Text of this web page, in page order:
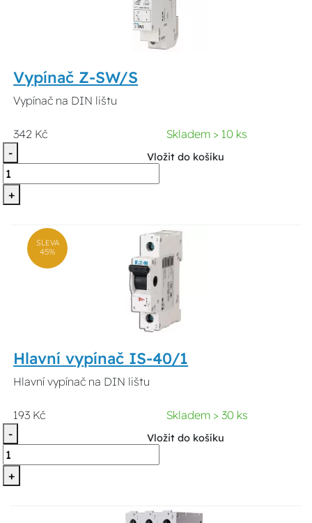
Vypínač Z-SW/S
Vypínač na DIN lištu
342 Kč
Skladem > 10 ks
-
+
Vložit do košíku
SLEVA
45%
Hlavní vypínač IS-40/1
Hlavní vypínač na DIN lištu
193 Kč
Skladem > 30 ks
-
+
Vložit do košíku